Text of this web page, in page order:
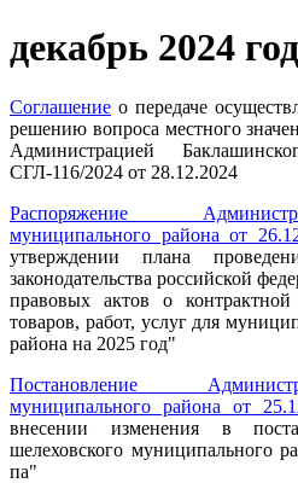
декабрь 2024
Cоглашение о передаче
решению вопроса местного
Администрацией
СГЛ-116/2024 от 28.12.2024
Распоряжение
муниципального района от
утверждении плана
законодательства российской
правовых актов о
товаров, работ, услуг для
района на 2025 год"
Постановление
муниципального района от
внесении изменения в
шелеховского муниципального
па"